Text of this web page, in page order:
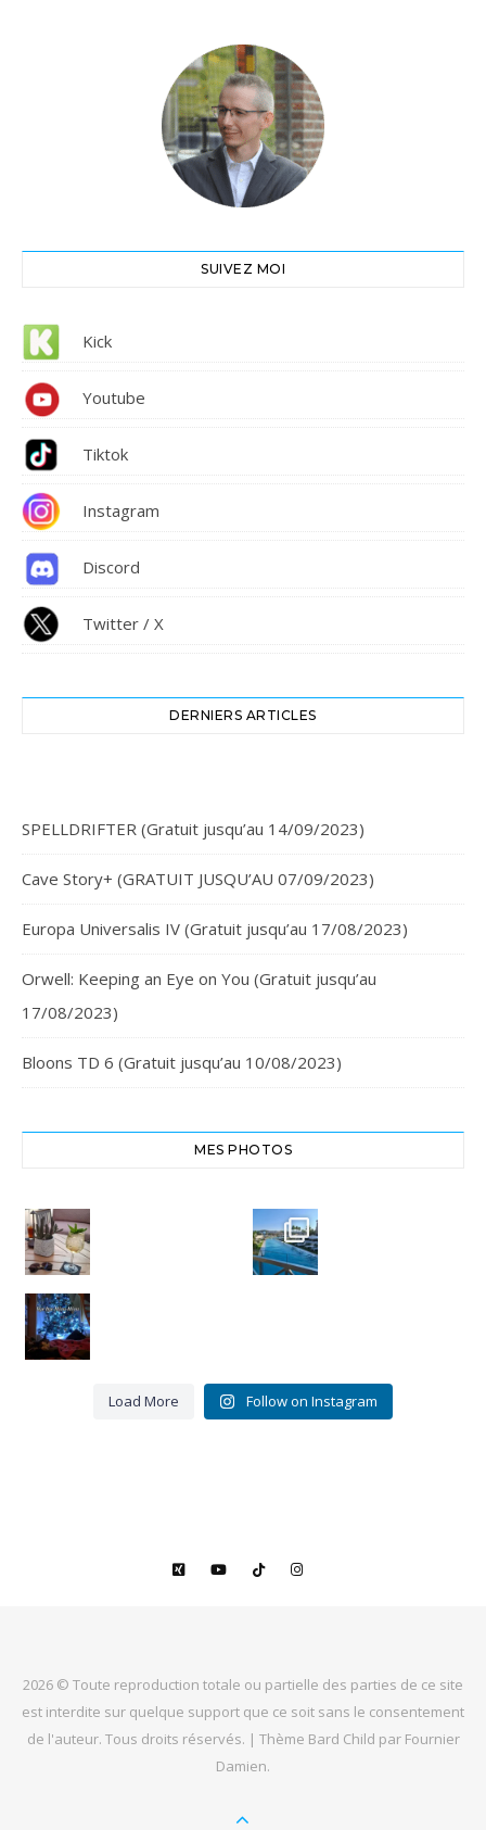
SUIVEZ MOI
Kick
Youtube
Tiktok
Instagram
Discord
Twitter / X
DERNIERS ARTICLES
SPELLDRIFTER (Gratuit jusqu’au 14/09/2023)
Cave Story+ (GRATUIT JUSQU’AU 07/09/2023)
Europa Universalis IV (Gratuit jusqu’au 17/08/2023)
Orwell: Keeping an Eye on You (Gratuit jusqu’au
17/08/2023)
Bloons TD 6 (Gratuit jusqu’au 10/08/2023)
MES PHOTOS
Cheers,
santé
#chania
#crete
resort
3
0
Crête
Euphoria
Resort
Bye bye
Miou-
Miou.
Merci
Load More Follow on Instagram
2026 © Toute reproduction totale ou partielle des parties de ce site
est interdite sur quelque support que ce soit sans le consentement
de l'auteur. Tous droits réservés. | Thème Bard Child par Fournier
Damien.